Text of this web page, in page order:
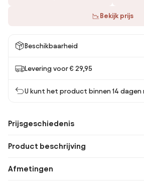
Bekijk prijs
Beschikbaarheid
Levering voor € 29,95
U kunt het product binnen 14 dagen
Prijsgeschiedenis
Product beschrijving
Afmetingen